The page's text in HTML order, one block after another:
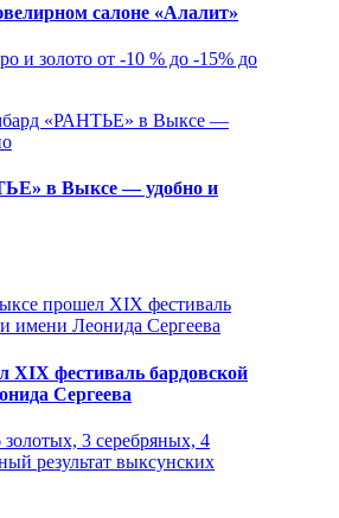
салоне «Алалит»
и золото от -10 % до -15% до
в Выксе — удобно и
XIX фестиваль бардовской
Сергеева